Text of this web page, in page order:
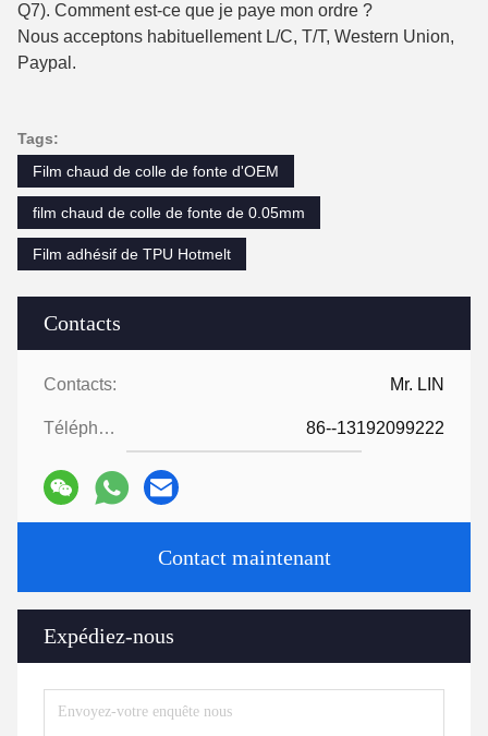
Contacts
Contacts: Mr. LIN
Téléphone: 86--13192099222
Contact maintenant
Expédiez-nous
Q7). Comment est-ce que je paye mon ordre ?
Nous acceptons habituellement L/C, T/T, Western Union,
Paypal.
Tags:
Film chaud de colle de fonte d'OEM
film chaud de colle de fonte de 0.05mm
Film adhésif de TPU Hotmelt